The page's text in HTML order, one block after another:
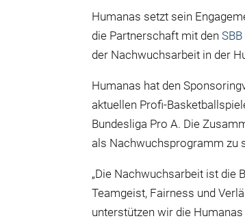
Humanas setzt sein
die Partnerschaft mit den
der Nachwuchsarbeit in der
Humanas hat den
aktuellen Profi-
Bundesliga Pro A. Die
als Nachwuchsprogramm zu
„Die Nachwuchsarbeit ist die
Teamgeist, Fairness und
unterstützen wir die